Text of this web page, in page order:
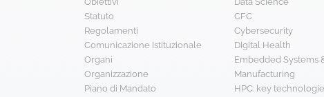
Statuto
Regolamenti
Comunicazione Istituzionale
Organi
Organizzazione
Piano di Mandato
CFC
Cybersecurity
Digital Health
Embedded Systems
Manufacturing
HPC: key